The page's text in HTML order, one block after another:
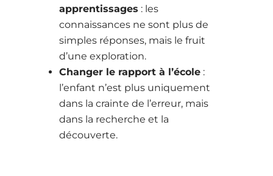
apprentissages : les
connaissances ne sont plus de
simples réponses, mais le fruit
d’une exploration.
Changer le rapport à l’école:
l’enfant n’est plus uniquement
dans la crainte de l’erreur, mais
dans la recherche et la
découverte.